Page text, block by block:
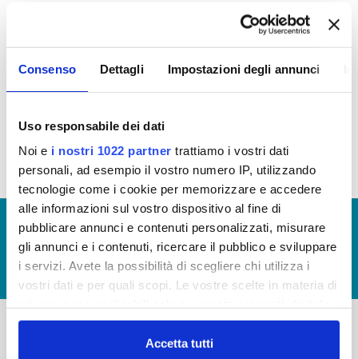
Consenso Dettagli Impostazioni degli annunci
Uso responsabile dei dati
Noi e i nostri 1022 partner trattiamo i vostri dati
personali, ad esempio il vostro numero IP, utilizzando
tecnologie come i cookie per memorizzare e accedere
alle informazioni sul vostro dispositivo al fine di
pubblicare annunci e contenuti personalizzati, misurare
gli annunci e i contenuti, ricercare il pubblico e sviluppare
i servizi. Avete la possibilità di scegliere chi utilizza i
vostri dati e per quali scopi. Le vostre scelte in materia di
in cui avete effettuato le vostre scelte. È possibile
modificare o revocare il proprio consenso in qualsiasi
Accetta tutti
In questa sezione puoi trovare il programma degli
documentazione)
© Copyright 2017 - 2026
GLOSSARIO
GIUDICA IL SERVIZIO
LAVORA CON NOI
-